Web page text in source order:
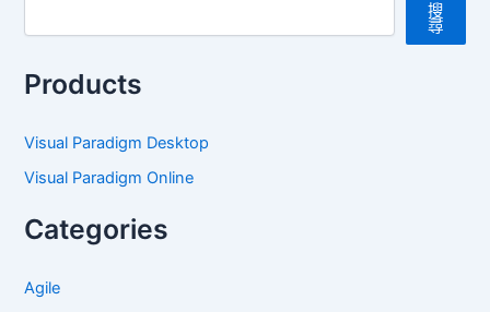
搜
尋
Products
Visual Paradigm Desktop
Visual Paradigm Online
Categories
Agile